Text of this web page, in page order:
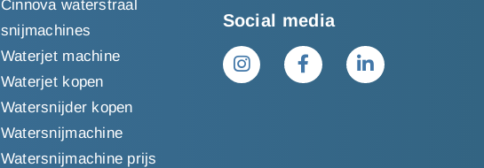
Cinnova waterstraal
snijmachines
Waterjet machine
Waterjet kopen
Watersnijder kopen
Watersnijmachine
Watersnijmachine prijs
Social media